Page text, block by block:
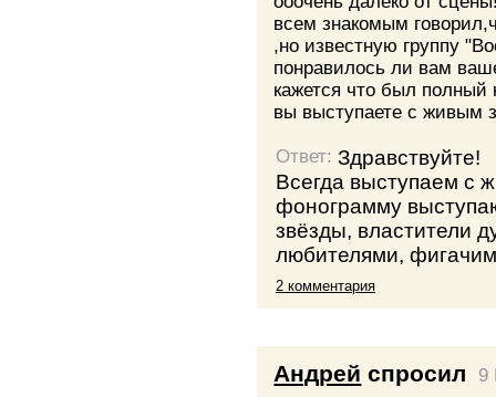
всем знакомым
,но известную группу
понравилось ли вам
кажется что был полный
вы выступаете с живым
Ответ:Здравствуйте!
Всегда выступаем с
фонограмму
звёзды, властители
любителями,
2 комментария
Андрей спросил
9